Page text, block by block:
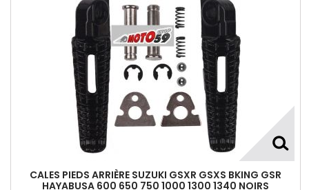
CALES PIEDS ARRIÈRE SUZUKI GSXR GSXS BKING GSR
HAYABUSA 600 650 750 1000 1300 1340 NOIRS